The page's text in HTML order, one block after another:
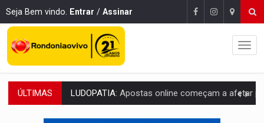
Seja Bem vindo. Entrar / Assinar
ÚLTIMAS REFLORESTAMENTO: Plantar árvores não será mais suficiente para
OVNIS NA LUA:Cientistas alertam para possível base secreta no satélite